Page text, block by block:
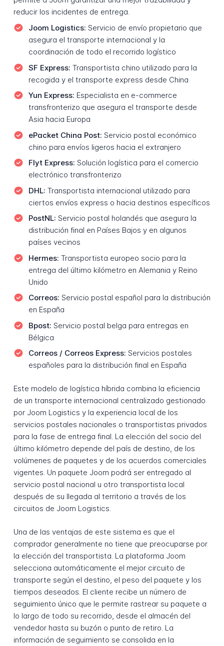
reducir los incidentes de entrega.
Joom Logistics: Servicio de envío propietario que
asegura el transporte internacional y la
coordinación de todo el recorrido logístico
SF Express: Transportista chino utilizado para la
recogida y el transporte express desde China
Yun Express: Especialista en e-commerce
transfronterizo que asegura el transporte desde
Asia hacia Europa
ePacket China Post: Servicio postal económico
chino para envíos ligeros hacia el extranjero
Flyt Express: Solución logística para el comercio
electrónico transfronterizo
DHL: Transportista internacional utilizado para
ciertos envíos express o hacia destinos específicos
PostNL: Servicio postal holandés que asegura la
distribución final en Países Bajos y en algunos
países vecinos
Hermes: Transportista europeo socio para la
entrega del último kilómetro en Alemania y Reino
Unido
Correos: Servicio postal español para la distribución
en España
Bpost: Servicio postal belga para entregas en
Bélgica
Correos / Correos Express: Servicios postales
españoles para la distribución final en España
Este modelo de logística híbrida combina la eficiencia
de un transporte internacional centralizado gestionado
por Joom Logistics y la experiencia local de los
servicios postales nacionales o transportistas privados
para la fase de entrega final. La elección del socio del
último kilómetro depende del país de destino, de los
volúmenes de paquetes y de los acuerdos comerciales
vigentes. Un paquete Joom podrá ser entregado al
servicio postal nacional u otro transportista local
después de su llegada al territorio a través de los
circuitos de Joom Logistics.
Una de las ventajas de este sistema es que el
comprador generalmente no tiene que preocuparse por
la elección del transportista. La plataforma Joom
selecciona automáticamente el mejor circuito de
transporte según el destino, el peso del paquete y los
tiempos deseados. El cliente recibe un número de
seguimiento único que le permite rastrear su paquete a
lo largo de todo su recorrido, desde el almacén del
vendedor hasta su buzón o punto de retiro. La
información de seguimiento se consolida en la